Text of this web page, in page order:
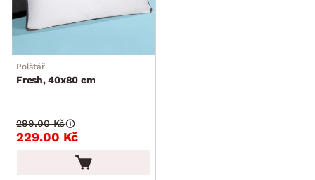
Polštář
Fresh, 40x80 cm
229.00 Kč
299.00 Kč